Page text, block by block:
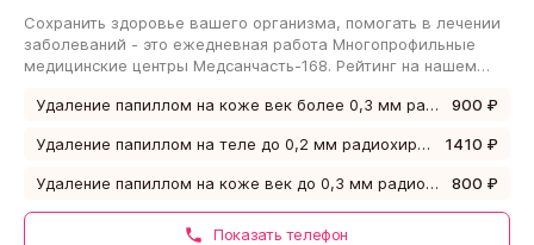
Сохранить здоровье вашего организма, помогать в лечении
заболеваний - это ежедневная работа Многопрофильные
медицинские центры Медсанчасть-168. Рейтинг на нашем
Показать телефон
Удаление папиллом на коже век более 0,3 мм радиохирургическим методом, за единицу 900 ₽
Удаление папиллом на теле до 0,2 мм радиохирургическим методом, 6-10 шт 1410 ₽
Удаление папиллом на коже век до 0,3 мм радиохирургическим методом, за единицу 800 ₽